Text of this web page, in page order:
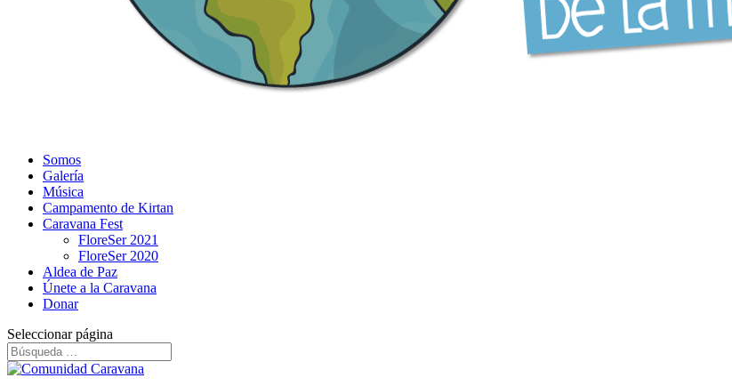
Somos
Galería
Música
Campamento de Kirtan
Caravana Fest
FloreSer 2021
FloreSer 2020
Aldea de Paz
Únete a la Caravana
Donar
Seleccionar página